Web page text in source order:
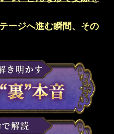
ージへ進む瞬間、その